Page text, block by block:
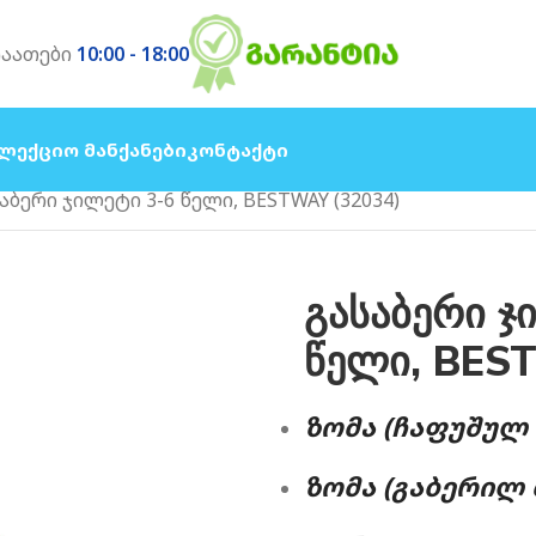
10:00 - 18:00
Მანქანები Კონტაქტი
ჯილეტი 3-6 წელი, BESTWAY (32034)
გასაბერი
წელი,
ᲖᲝᲛᲐ (ᲩᲐᲤᲣᲨᲣᲚ
ᲖᲝᲛᲐ (ᲒᲐᲑᲔᲠᲘᲚ